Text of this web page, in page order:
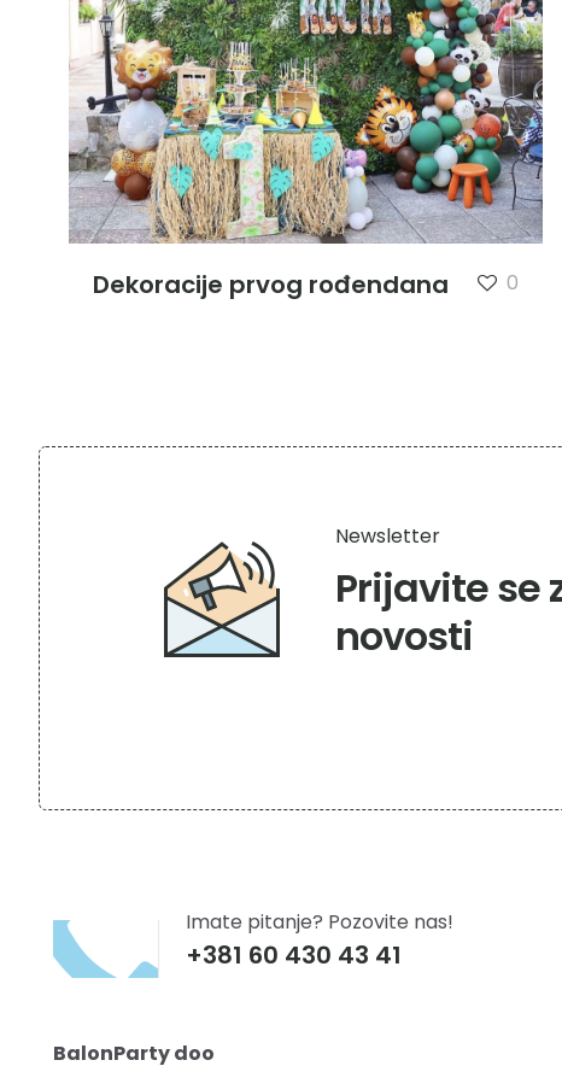
Dekoracije prvog rođendana 0
Prijavite se
novosti
Newsletter
+381 60 430 43 41
Imate pitanje? Pozovite nas!
BalonParty doo